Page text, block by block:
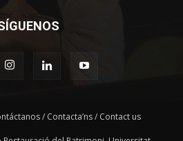
/ Contacta’ns / Contact us